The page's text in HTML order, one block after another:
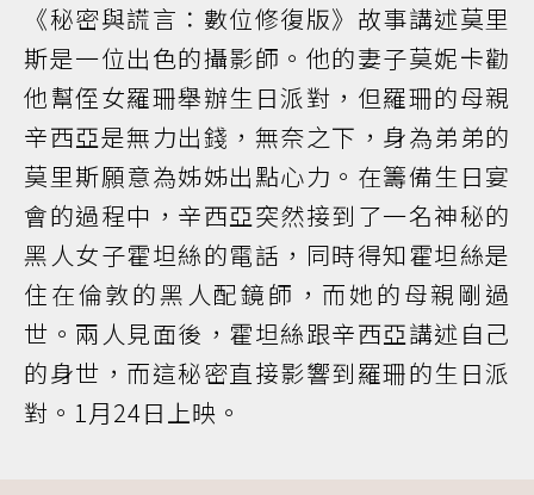
《秘密與謊言：數位修復版》故事講述莫里
斯是一位出色的攝影師。他的妻子莫妮卡勸
他幫侄女羅珊舉辦生日派對，但羅珊的母親
辛西亞是無力出錢，無奈之下，身為弟弟的
莫里斯願意為姊姊出點心力。在籌備生日宴
會的過程中，辛西亞突然接到了一名神秘的
黑人女子霍坦絲的電話，同時得知霍坦絲是
住在倫敦的黑人配鏡師，而她的母親剛過
世。兩人見面後，霍坦絲跟辛西亞講述自己
的身世，而這秘密直接影響到羅珊的生日派
對。1月24日上映。